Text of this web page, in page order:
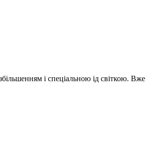
і спеціальною ід світкою. Вже